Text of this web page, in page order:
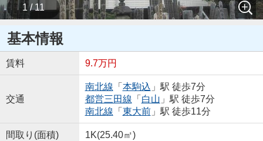
1 / 11
基本情報
賃料 9.7万円
交通
南北線 「 本駒込 」駅 徒歩7分
都営三田線 「 白山 」駅 徒歩7分
南北線 「 東大前」駅 徒歩11分
間取り(面積) 1K(25.40㎡)